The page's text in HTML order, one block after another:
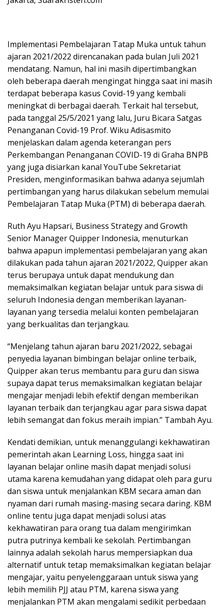
Implementasi Pembelajaran Tatap Muka untuk tahun
ajaran 2021/2022 direncanakan pada bulan Juli 2021
mendatang. Namun, hal ini masih dipertimbangkan
oleh beberapa daerah mengingat hingga saat ini masih
terdapat beberapa kasus Covid-19 yang kembali
meningkat di berbagai daerah. Terkait hal tersebut,
pada tanggal 25/5/2021 yang lalu, Juru Bicara Satgas
Penanganan Covid-19 Prof. Wiku Adisasmito
menjelaskan dalam agenda keterangan pers
Perkembangan Penanganan COVID-19 di Graha BNPB
yang juga disiarkan kanal YouTube Sekretariat
Presiden, menginformasikan bahwa adanya sejumlah
pertimbangan yang harus dilakukan sebelum memulai
Pembelajaran Tatap Muka (PTM) di beberapa daerah.
Ruth Ayu Hapsari, Business Strategy and Growth
Senior Manager Quipper Indonesia, menuturkan
bahwa apapun implementasi pembelajaran yang akan
dilakukan pada tahun ajaran 2021/2022, Quipper akan
terus berupaya untuk dapat mendukung dan
memaksimalkan kegiatan belajar untuk para siswa di
seluruh Indonesia dengan memberikan layanan-
layanan yang tersedia melalui konten pembelajaran
yang berkualitas dan terjangkau.
“Menjelang tahun ajaran baru 2021/2022, sebagai
penyedia layanan bimbingan belajar online terbaik,
Quipper akan terus membantu para guru dan siswa
supaya dapat terus memaksimalkan kegiatan belajar
mengajar menjadi lebih efektif dengan memberikan
layanan terbaik dan terjangkau agar para siswa dapat
lebih semangat dan fokus meraih impian.” Tambah Ayu.
Kendati demikian, untuk menanggulangi kekhawatiran
pemerintah akan Learning Loss, hingga saat ini
layanan belajar online masih dapat menjadi solusi
utama karena kemudahan yang didapat oleh para guru
dan siswa untuk menjalankan KBM secara aman dan
nyaman dari rumah masing-masing secara daring. KBM
online tentu juga dapat menjadi solusi atas
kekhawatiran para orang tua dalam mengirimkan
putra putrinya kembali ke sekolah. Pertimbangan
lainnya adalah sekolah harus mempersiapkan dua
alternatif untuk tetap memaksimalkan kegiatan belajar
mengajar, yaitu penyelenggaraan untuk siswa yang
lebih memilih PJJ atau PTM, karena siswa yang
menjalankan PTM akan mengalami sedikit perbedaan